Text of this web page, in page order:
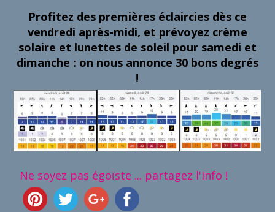
Profitez des premières éclaircies dès ce
vendredi après-midi, et prévoyez crème
solaire et lunettes de soleil pour samedi et
dimanche : on nous annonce 30 bons degrés
!
Ne soyez pas égoïste ... partagez l'info !